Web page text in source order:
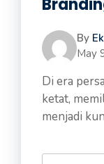
By
May
Di era
ketat,
menjadi